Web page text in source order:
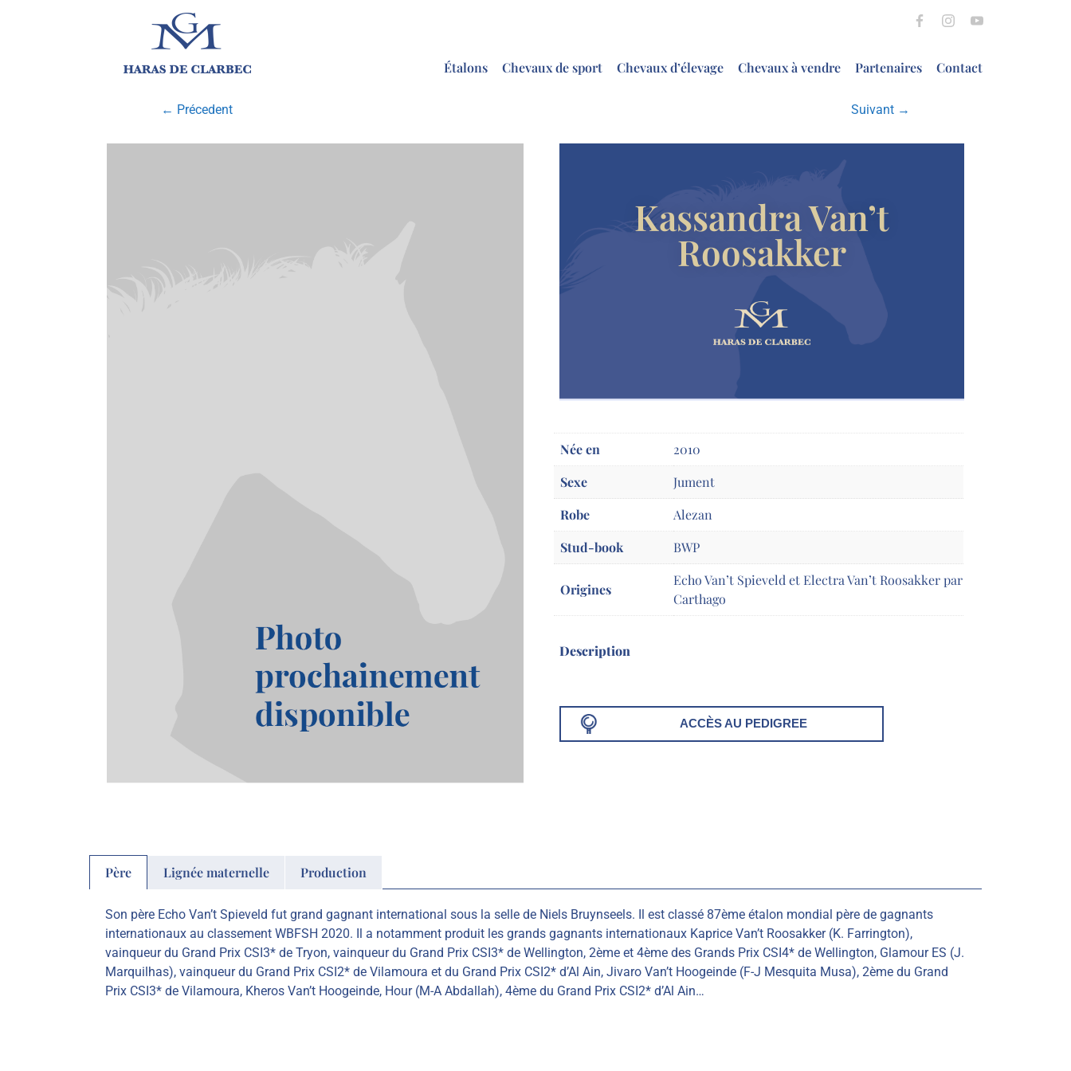
Étalons Chevaux de sport Chevaux d’élevage Chevaux à vendre Partenaires Contact
← Précedent Suivant →
Kassandra Van’t
Roosakker
Née en
2010
Sexe
Jument
Robe
Alezan
Stud-book
BWP
Origines
Echo Van’t Spieveld et Electra Van’t Roosakker par
Carthago
Description
ACCÈS AU PEDIGREE
Père Lignée maternelle Production
Son père Echo Van’t Spieveld fut grand gagnant international sous la selle de Niels Bruynseels. Il est classé 87ème étalon mondial père de gagnants
internationaux au classement WBFSH 2020. Il a notamment produit les grands gagnants internationaux Kaprice Van’t Roosakker (K. Farrington),
vainqueur du Grand Prix CSI3* de Tryon, vainqueur du Grand Prix CSI3* de Wellington, 2ème et 4ème des Grands Prix CSI4* de Wellington, Glamour ES (J.
Marquilhas), vainqueur du Grand Prix CSI2* de Vilamoura et du Grand Prix CSI2* d’Al Ain, Jivaro Van’t Hoogeinde (F-J Mesquita Musa), 2ème du Grand
Prix CSI3* de Vilamoura, Kheros Van’t Hoogeinde, Hour (M-A Abdallah), 4ème du Grand Prix CSI2* d’Al Ain…